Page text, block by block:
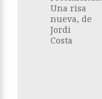
Una risa
nueva, de
Jordi
Costa